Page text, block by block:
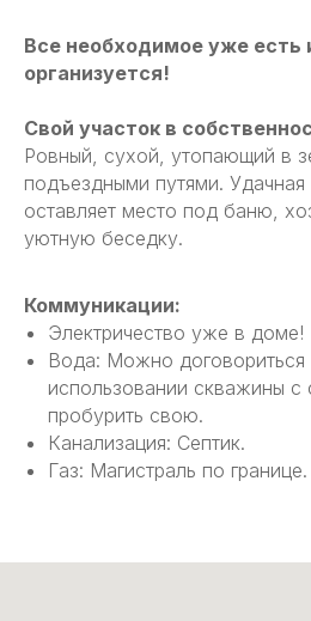
Все необходимое уже есть
организуется!
Свой участок в
Ровный, сухой, утопающий в
подъездными путями. Удачная
оставляет место под баню,
уютную беседку.
Коммуникации:
Электричество уже в доме!
Вода: Можно
использовании скважины с
пробурить свою.
Канализация: Септик.
Газ: Магистраль по границе.